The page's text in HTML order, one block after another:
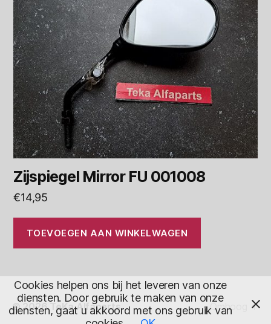
Zijspiegel Mirror FU 001008
€14,95
TOEVOEGEN AAN WINKELWAGEN
© 2026 TeKa Alfaparts Omhoog ↑
Cookies helpen ons bij het leveren van onze
diensten. Door gebruik te maken van onze
diensten, gaat u akkoord met ons gebruik van